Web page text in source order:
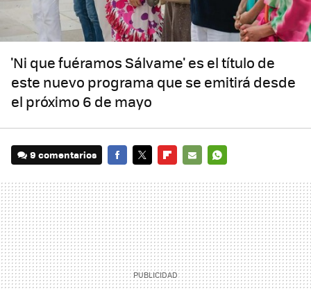
'Ni que fuéramos Sálvame' es el título de
este nuevo programa que se emitirá desde
el próximo 6 de mayo
9 comentarios
MAIL